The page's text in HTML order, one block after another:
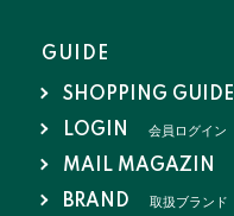
GUIDE
SHOPPING GUIDE
LOGIN 会員ログイン
MAIL MAGAZIN
BRAND 取扱ブランド